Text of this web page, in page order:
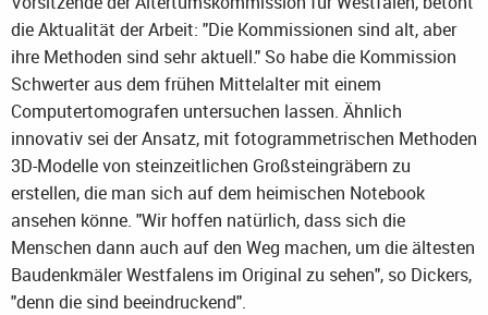
die Aktualität der Arbeit: "Die Kommissionen sind alt, aber
ihre Methoden sind sehr aktuell." So habe die Kommission
Schwerter aus dem frühen Mittelalter mit einem
Computertomografen untersuchen lassen. Ähnlich
innovativ sei der Ansatz, mit fotogrammetrischen Methoden
3D-Modelle von steinzeitlichen Großsteingräbern zu
erstellen, die man sich auf dem heimischen Notebook
ansehen könne. "Wir hoffen natürlich, dass sich die
Menschen dann auch auf den Weg machen, um die ältesten
Baudenkmäler Westfalens im Original zu sehen", so Dickers,
"denn die sind beeindruckend".